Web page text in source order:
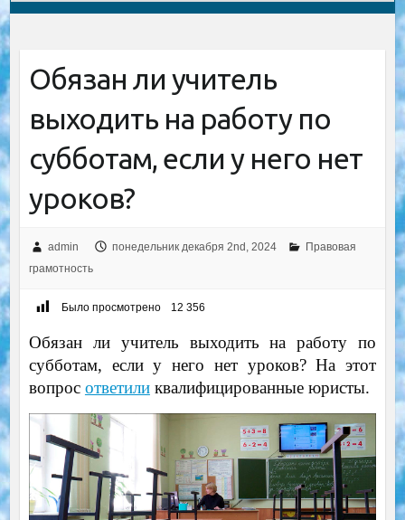
Обязан ли учитель
выходить на работу по
субботам, если у него нет
уроков?
admin понедельник декабря 2nd, 2024
Правовая
грамотность
Было просмотрено 12 356
Обязан ли учитель выходить на работу по
субботам, если у него нет уроков? На этот
вопрос ответиликвалифицированные юристы.